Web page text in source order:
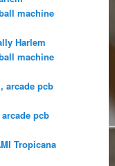
machine
Harlem
machine
arcade pcb
pcb
Tropicana